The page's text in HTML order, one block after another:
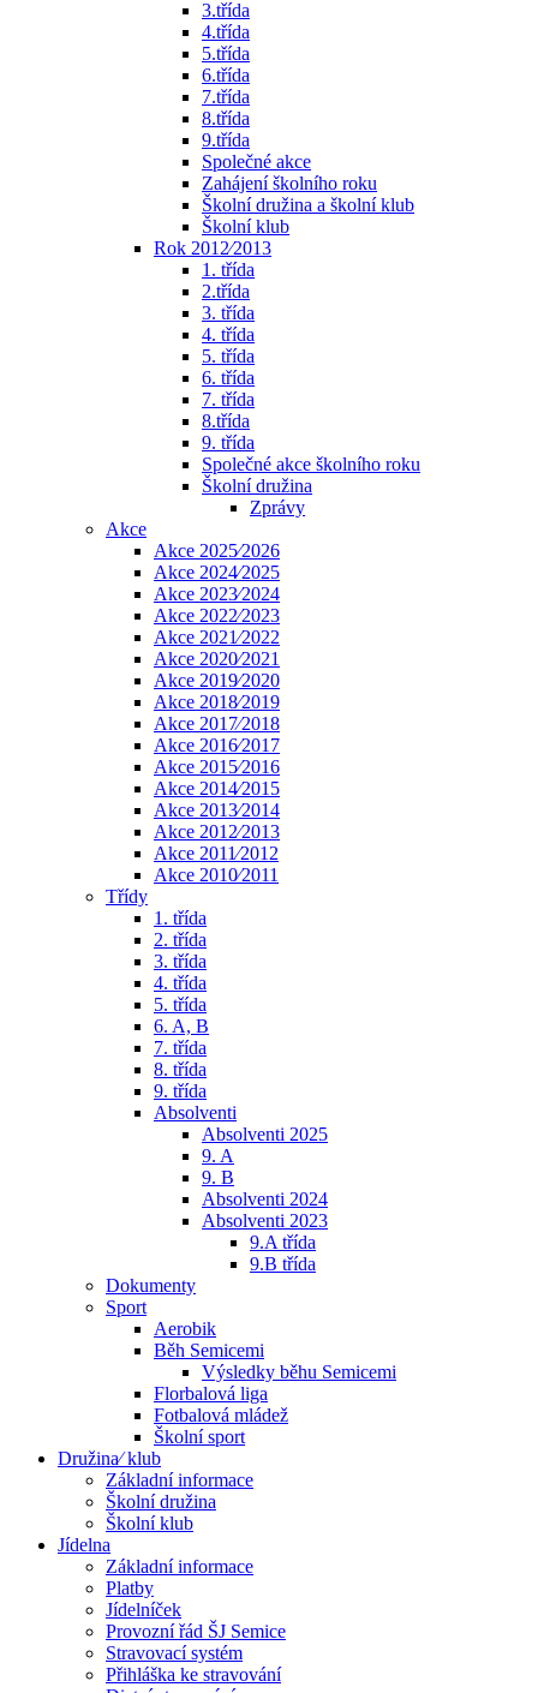
3.třída
4.třída
5.třída
6.třída
7.třída
8.třída
9.třída
Společné akce
Zahájení školního roku
Školní družina a školní klub
Školní klub
Rok 2012⁄2013
1. třída
2.třída
3. třída
4. třída
5. třída
6. třída
7. třída
8.třída
9. třída
Společné akce školního roku
Školní družina
Zprávy
Akce
Akce 2025⁄2026
Akce 2024⁄2025
Akce 2023⁄2024
Akce 2022⁄2023
Akce 2021⁄2022
Akce 2020⁄2021
Akce 2019⁄2020
Akce 2018⁄2019
Akce 2017⁄2018
Akce 2016⁄2017
Akce 2015⁄2016
Akce 2014⁄2015
Akce 2013⁄2014
Akce 2012⁄2013
Akce 2011⁄2012
Akce 2010⁄2011
Třídy
1. třída
2. třída
3. třída
4. třída
5. třída
6. A, B
7. třída
8. třída
9. třída
Absolventi
Absolventi 2025
9. A
9. B
Absolventi 2024
Absolventi 2023
9.A třída
9.B třída
Dokumenty
Sport
Aerobik
Běh Semicemi
Výsledky běhu Semicemi
Florbalová liga
Fotbalová mládež
Školní sport
Družina⁄ klub
Základní informace
Školní družina
Školní klub
Jídelna
Základní informace
Platby
Jídelníček
Provozní řád ŠJ Semice
Stravovací systém
Přihláška ke stravování